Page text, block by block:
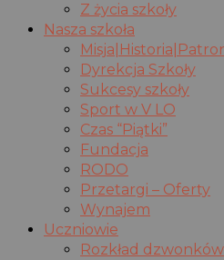
Z życia szkoły
Nasza szkoła
Dyrekcja Szkoły
Sukcesy szkoły
Sport w V LO
Czas “Piątki”
Fundacja
RODO
Przetargi – Oferty
Wynajem
Uczniowie
Rozkład dzwonków